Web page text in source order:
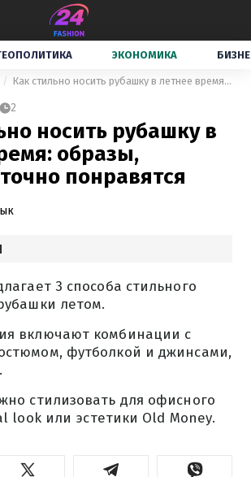
ЭКОНОМИКА
Как стильно носить рубашку в летнее время: образы, которые точно понравятся
2
носить рубашку в
образы,
понравятся
3 способа стильного
летом.
включают комбинации с
футболкой и джинсами,
стилизовать для офисного
look или эстетики Old Money.